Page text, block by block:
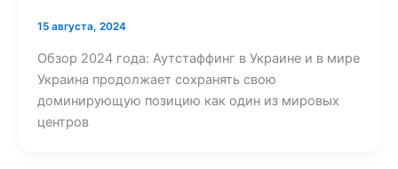
15 августа, 2024
Обзор 2024 года: Аутстаффинг в Украине и в мире
Украина продолжает сохранять свою
доминирующую позицию как один из мировых
центров